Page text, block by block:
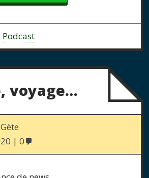
Podcast
voyage…
0